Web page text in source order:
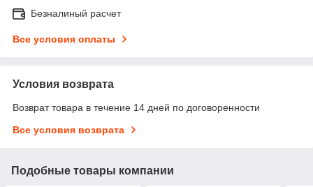
Безналиный расчет
Все условия оплаты
Условия возврата
Возврат товара в течение 14 дней по договоренности
Все условия возврата
Подобные товары компании